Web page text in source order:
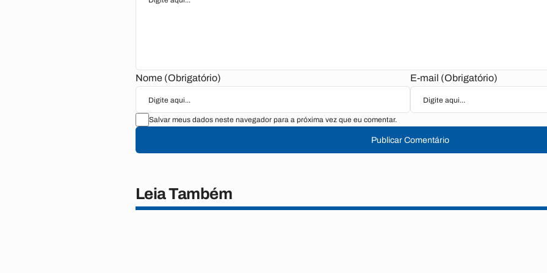
Nome (Obrigatório) E-mail (Obrigatório)
Salvar meus dados neste navegador para a próxima vez que eu comentar.
Publicar Comentário
Leia Também